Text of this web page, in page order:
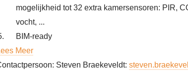
mogelijkheid tot 32 extra kamersensoren: PIR,
vocht, ...
BIM-ready
Meer
Steven Braekeveldt: